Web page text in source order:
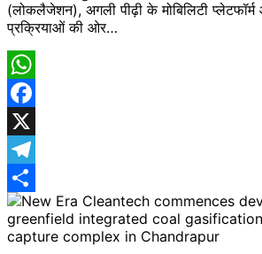
(लोकलैजेशन), अगली पीढ़ी के मोबिलिटी प्लेटफॉर्म
प्रक्रियाओं की ओर…
WhatsApp
Facebook
X
Telegram
Share